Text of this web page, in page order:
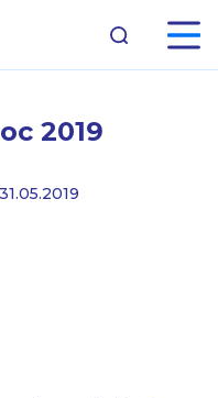
2019